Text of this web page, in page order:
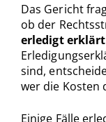
Das Gericht
ob der
erledigt erklärt
sind,
wer die Kosten
Einige Fälle